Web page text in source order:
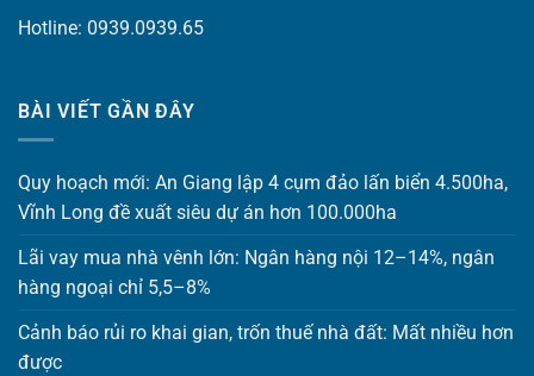
Hotline: 0939.0939.65
BÀI VIẾT GẦN ĐÂY
Quy hoạch mới: An Giang lập 4 cụm đảo lấn biển 4.500ha,
Vĩnh Long đề xuất siêu dự án hơn 100.000ha
Lãi vay mua nhà vênh lớn: Ngân hàng nội 12–14%, ngân
hàng ngoại chỉ 5,5–8%
Cảnh báo rủi ro khai gian, trốn thuế nhà đất: Mất nhiều hơn
được